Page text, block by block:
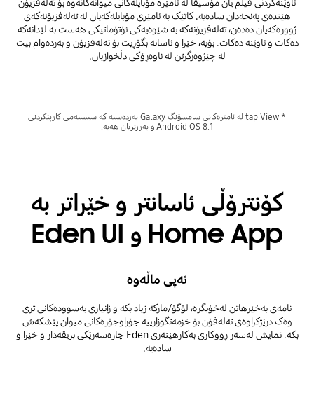
ئاوێنەکردنی فیلم یان مۆسیقا لە ئامێرە مۆبایلەکانی میوانەکانەوە بۆ تەلەفزیۆن
هێندەی پەنجەدان سادەیە. کاتێک بە ئامێری مۆبایلەکەیان لە تەلەفزیۆنەکەی
ژوورەکەیان دەدەن، تەلەفزیۆنەکە بە شێوەیەکی ئۆتۆماتیکی هەست بە لێدانەکە
دەکات و ئاوێنە دەکات. بۆیە، خێرا و ئاسانە بگۆڕیت بۆ تەلەفزیۆن و بەردەوام بیت
لە چێژوەرگرتن لە ناوەڕۆکی دڵخوازیان.
* tap View لە ئامێرەکانی سامسۆنگ Galaxy بەردەستە کە سیستەمی کارپێکردنی
Android OS 8.1 و بەرزتریان هەیە.
کۆنترۆڵی ئاسانتر و خێراتر بە
Home App و Eden UI
ئەپی ماڵەوە
نامەی بەخێرهاتن لەخۆبگرە، لۆگۆ/مارکە زیاد بکە و زانیاری بەسوودەکانی تری
وەک درێژکراوەی تەلەفۆن بۆ خزمەتگوزارییە جۆراوجۆرەکانی میوان پێشکەش
بکە. نمایش لەسەر ڕووکاری بەکارهێنەری Eden چارەسەرێکی بریقەدار و خێرا و
سادەیە.